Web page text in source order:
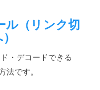
ル（リンク切
・デコードできる
法です。